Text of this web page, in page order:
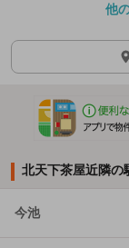
他
北天下茶屋近隣の
今池